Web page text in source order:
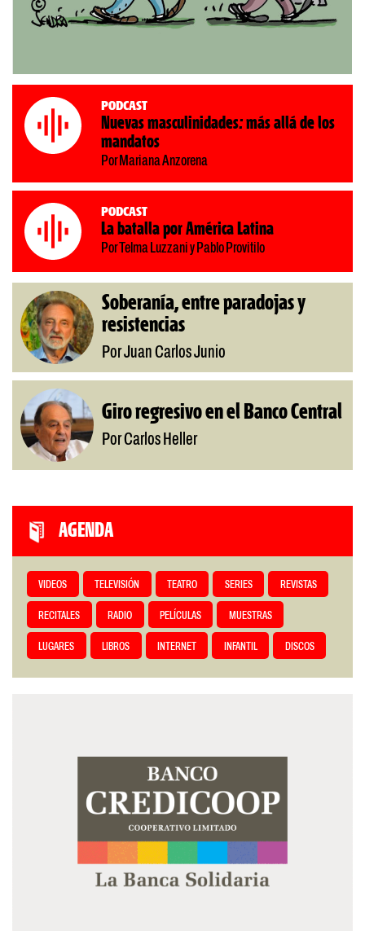
Podcast
Nuevas masculinidades: más allá de los
mandatos
Por Mariana Anzorena
Podcast
La batalla por América Latina
Por Telma Luzzani y Pablo Provitilo
Soberanía, entre paradojas y
resistencias
Por Juan Carlos Junio
Giro regresivo en el Banco Central
Por Carlos Heller
AGENDA
VIDEOS TELEVISIÓN TEATRO SERIES REVISTAS
RECITALES RADIO PELÍCULAS MUESTRAS
LUGARES LIBROS INTERNET INFANTIL DISCOS